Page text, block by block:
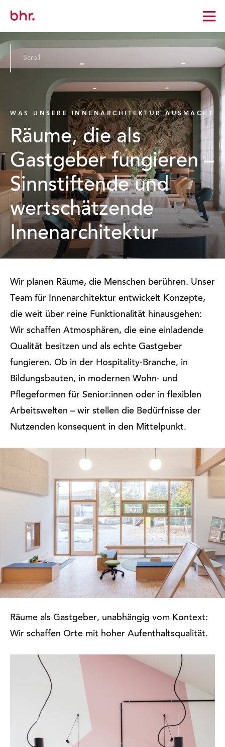
Startseite
wechseln
Scroll
WAS UNSERE INNENARCHITEKTUR AUSMACHT
Räume, die als
Gastgeber fungieren –
Sinnstiftende und
wertschätzende
Innenarchitektur
Wir planen Räume, die Menschen berühren. Unser
Team für Innenarchitektur entwickelt Konzepte,
die weit über reine Funktionalität hinausgehen:
Wir schaffen Atmosphären, die eine einladende
Qualität besitzen und als echte Gastgeber
fungieren. Ob in der Hospitality-Branche, in
Bildungsbauten, in modernen Wohn- und
Pflegeformen für Senior:innen oder in flexiblen
Arbeitswelten – wir stellen die Bedürfnisse der
Nutzenden konsequent in den Mittelpunkt.
Räume als Gastgeber, unabhängig vom Kontext:
Wir schaffen Orte mit hoher Aufenthaltsqualität.